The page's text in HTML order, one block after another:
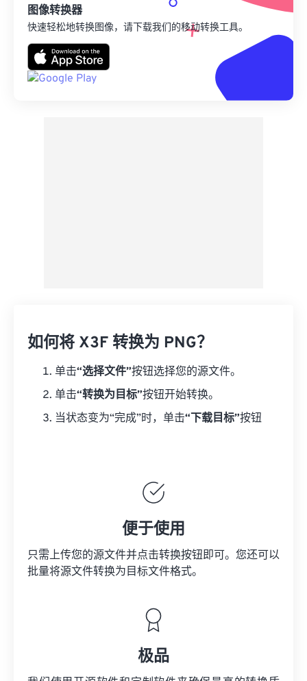
图像转换器
快速轻松地转换图像，请下载我们的移动转换工具。
如何将 X3F 转换为 PNG？
单击“选择文件”按钮选择您的源文件。
单击“转换为目标”按钮开始转换。
当状态变为“完成”时，单击“下载目标”按钮
便于使用
只需上传您的源文件并点击转换按钮即可。您还可以
批量将源文件转换为目标文件格式。
极品